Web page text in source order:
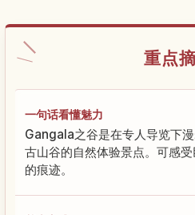
重点
一句话看懂魅力
Gangala之谷是在专人导览下
古山谷的自然体验景点。可感
的痕迹。